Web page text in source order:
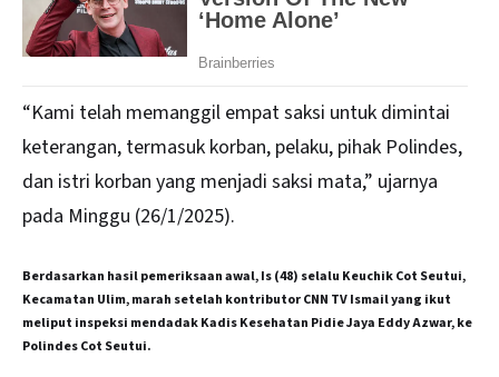
“Kami telah memanggil empat saksi untuk dimintai
keterangan, termasuk korban, pelaku, pihak Polindes,
dan istri korban yang menjadi saksi mata,” ujarnya
pada Minggu (26/1/2025).
Berdasarkan hasil pemeriksaan awal, Is (48) selalu Keuchik Cot Seutui,
Kecamatan Ulim, marah setelah kontributor CNN TV Ismail yang ikut
meliput inspeksi mendadak Kadis Kesehatan Pidie Jaya Eddy Azwar, ke
Polindes Cot Seutui.